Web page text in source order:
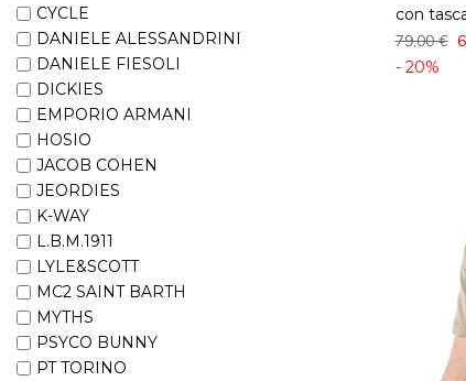
con
79,00 €
- 20%
CYCLE
DANIELE ALESSANDRINI
DANIELE FIESOLI
DICKIES
EMPORIO ARMANI
HOSIO
JACOB COHEN
JEORDIES
K-WAY
L.B.M.1911
LYLE&SCOTT
MC2 SAINT BARTH
MYTHS
PSYCO BUNNY
PT TORINO